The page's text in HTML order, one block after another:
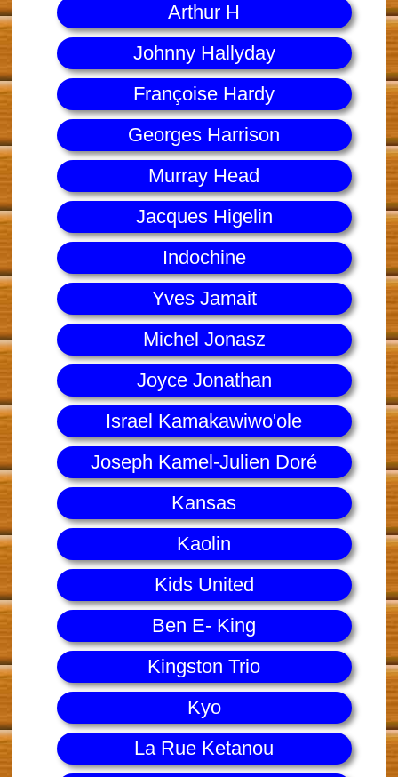
Arthur H
Johnny Hallyday
Françoise Hardy
Georges Harrison
Murray Head
Jacques Higelin
Indochine
Yves Jamait
Michel Jonasz
Joyce Jonathan
Israel Kamakawiwo'ole
Joseph Kamel-Julien Doré
Kansas
Kaolin
Kids United
Ben E- King
Kingston Trio
Kyo
La Rue Ketanou